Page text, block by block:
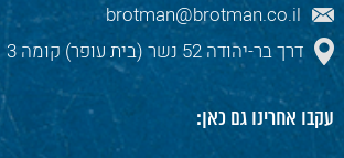
brotman@brotman.co.il
דרך בר-יהודה 52 נשר (בית עופר) קומה 3
עקבו אחרינו גם כאן: